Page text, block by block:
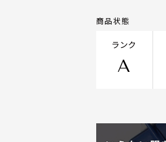
商品状態
ランク
A